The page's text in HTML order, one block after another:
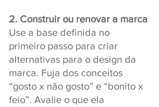
2. Construir ou renovar a marca
Use a base definida no
primeiro passo para criar
alternativas para o design da
marca. Fuja dos conceitos
“gosto x não gosto” e “bonito x
feio”. Avalie o que ela